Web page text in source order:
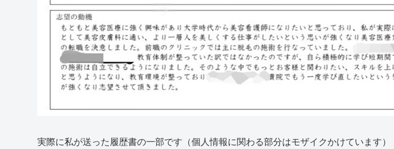
実際に私が送った履歴書の一部です（個人情報に関わる部分はモザイクかけています）